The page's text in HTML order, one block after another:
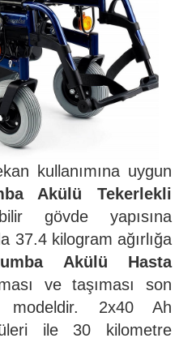
kullanımına uygun
Akülü Tekerlekli
gövde yapısına
37.4 kilogram ağırlığa
Akülü Hasta
ve taşıması son
2x40 Ah
ile 30 kilometre